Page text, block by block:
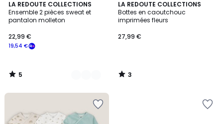
LA REDOUTE COLLECTIONS
Ensemble 2 pièces sweat et
pantalon molleton
19,54 €
22,99 €
5
/
5
2
Couleurs
5
/
LA REDOUTE COLLECTIONS
Bottes en caoutchouc
imprimées fleurs
27,99 €
3
/
5
3
/